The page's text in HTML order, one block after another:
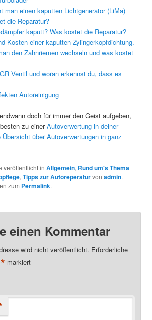
man einen kaputten Lichtgenerator (LiMa)
die Reparatur?
kaputt? Was kostet die Reparatur?
Kosten einer kaputten Zylingerkopfdichtung.
den Zahnriemen wechseln und was kostet
Ventil und woran erkennst du, dass es
Autoreinigung
doch für immer den Geist aufgeben,
zu einerAutoverwertung in deiner
Übersicht über Autoverwertungen in ganz
veröffentlicht inAllgemein, Rund um's Thema
,Tipps zur Autoreperaturvonadmin.
zum Permalink.
einen Kommentar
wird nicht veröffentlicht. Erforderliche
* markiert